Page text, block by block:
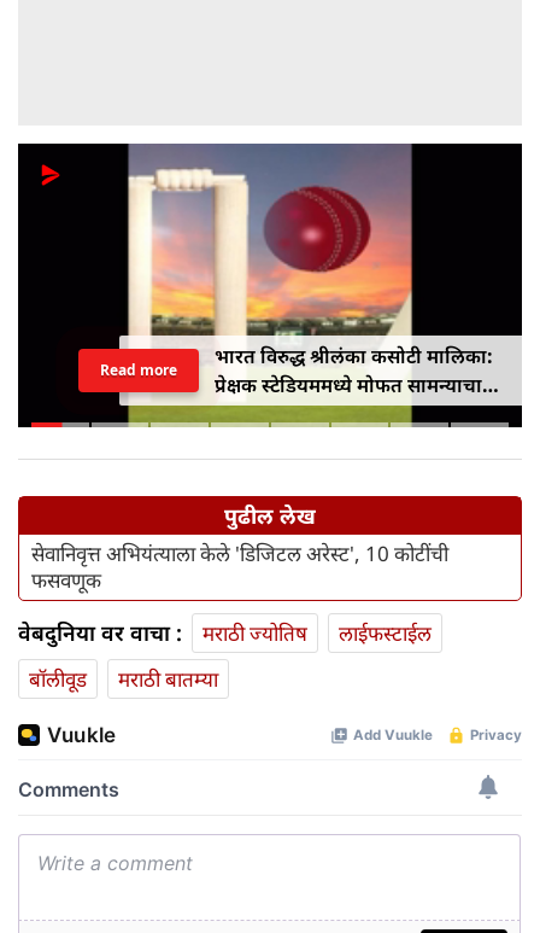
भारत विरुद्ध श्रीलंका कसोटी मालिका:
प्रेक्षक स्टेडियममध्ये मोफत सामन्याचा
आनंद घेऊ शकतात
Read more
पुढील लेख
सेवानिवृत्त अभियंत्याला केले 'डिजिटल अरेस्ट', 10 कोटींची
फसवणूक
वेबदुनिया वर वाचा : मराठी ज्योतिष
लाईफस्टाईल
बॉलीवूड
मराठी बातम्या